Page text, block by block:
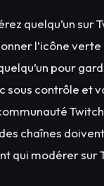
quelqu’un sur
l’icône verte
pour
sous contrôle et
chaînes
qui modérer sur